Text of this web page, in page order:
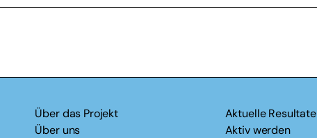
Über das Projekt
Über uns
Aktuelle Resultate
Aktiv werden